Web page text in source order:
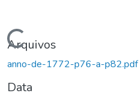
Carregando...
Arquivos
anno-de-1772-p76-a-p82.pdf
Data